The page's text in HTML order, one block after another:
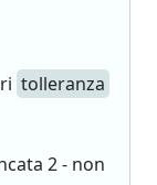
tolleranza
2 - non